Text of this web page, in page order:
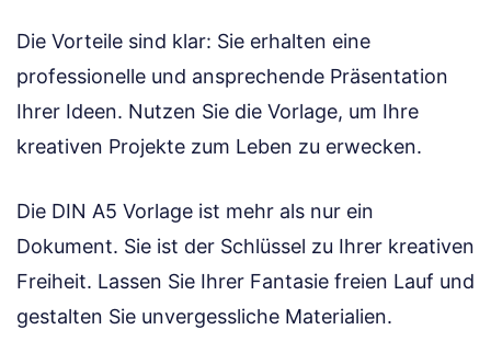
Die Vorteile sind klar: Sie erhalten eine
professionelle und ansprechende Präsentation
Ihrer Ideen. Nutzen Sie die Vorlage, um Ihre
kreativen Projekte zum Leben zu erwecken.
Die DIN A5 Vorlage ist mehr als nur ein
Dokument. Sie ist der Schlüssel zu Ihrer kreativen
Freiheit. Lassen Sie Ihrer Fantasie freien Lauf und
gestalten Sie unvergessliche Materialien.